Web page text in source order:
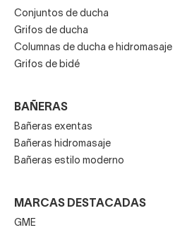
Conjuntos de ducha
Grifos de ducha
Columnas de ducha e hidromasaje
Grifos de bidé
BAÑERAS
Bañeras exentas
Bañeras hidromasaje
Bañeras estilo moderno
MARCAS DESTACADAS
GME